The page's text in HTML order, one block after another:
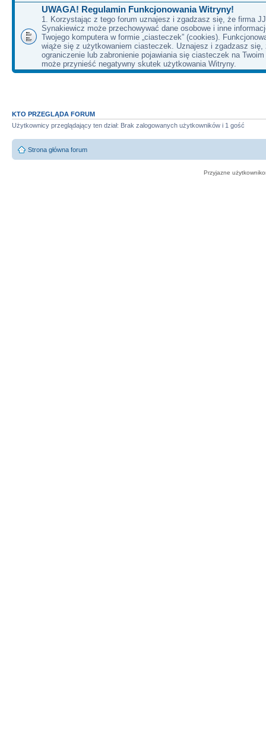
UWAGA! Regulamin Funkcjonowania Witryny!
1. Korzystając z tego forum uznajesz i zgadzasz się, że firma
Synakiewicz może przechowywać dane osobowe i inne
Twojego komputera w formie „ciasteczek” (cookies).
wiąże się z użytkowaniem ciasteczek. Uznajesz i zgadzasz się,
ograniczenie lub zabronienie pojawiania się ciasteczek na
może przynieść negatywny skutek użytkowania Witryny.
KTO PRZEGLĄDA FORUM
Użytkownicy przeglądający ten dział: Brak zalogowanych użytkowników i 1 gość
Strona główna forum
Przyjazne